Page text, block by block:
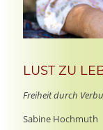
LUST ZU
Freiheit durch
Sabine Hochmuth